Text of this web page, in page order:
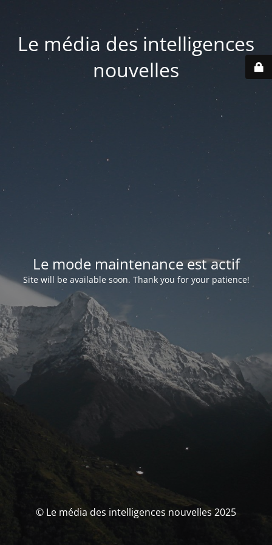
Le média des intelligences
nouvelles
Le mode maintenance est actif
Site will be available soon. Thank you for your patience!
© Le média des intelligences nouvelles 2025